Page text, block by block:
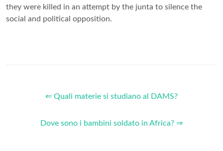
they were killed in an attempt by the junta to silence the
social and political opposition.
⇐ Quali materie si studiano al DAMS?
Dove sono i bambini soldato in Africa? ⇒